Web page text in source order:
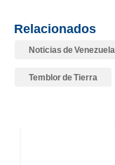
Relacionados
Noticias de Venezuela
Temblor de Tierra